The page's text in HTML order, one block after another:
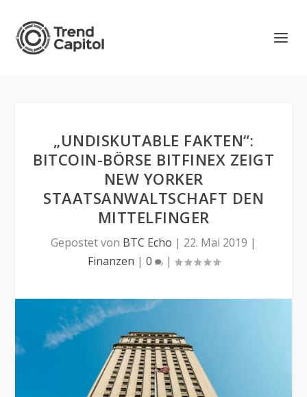
„UNDISKUTABLE FAKTEN“:
BITCOIN-BÖRSE BITFINEX ZEIGT
NEW YORKER
STAATSANWALTSCHAFT DEN
MITTELFINGER
Gepostet von BTC Echo | 22. Mai 2019 |
Finanzen | 0 |